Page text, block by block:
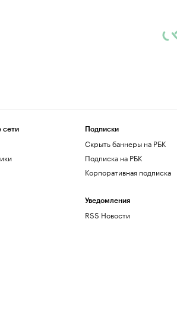
сети Подписки
Скрыть баннеры на РБК
Подписка на РБК
Корпоративная подписка
Уведомления
RSS Новости